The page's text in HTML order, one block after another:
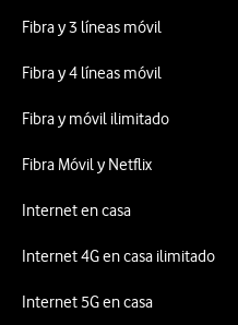
Fibra y 3 líneas móvil
Fibra y 4 líneas móvil
Fibra y móvil ilimitado
Fibra Móvil y Netflix
Internet en casa
Internet 4G en casa ilimitado
Internet 5G en casa